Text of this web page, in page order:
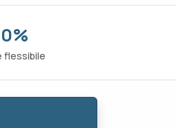
flessibile